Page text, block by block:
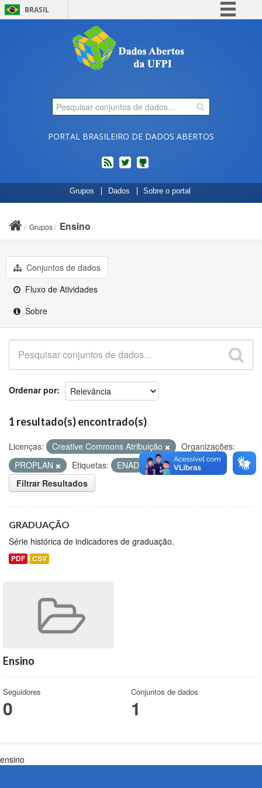
BRASIL
Comunica BR
Participe
Legislação
PORTAL BRASILEIRO DE DADOS ABERTOS
feed twitterCódigos
fonte
de
Grupos Dados Sobre o portal
Grupos Ensino
Conjuntos de dados
Fluxo de Atividades
Sobre
Ordenar por
1 resultado(s) encontrado(s)
Licenças: Creative Commons Atribuição
Organizações:
PROPLAN
Etiquetas: ENADE
Concluintes
Filtrar Resultados
GRADUAÇÃO
Série histórica de indicadores de graduação.
PDF CSV
Ensino
Seguidores
0
Conjuntos de dados
1
ensino